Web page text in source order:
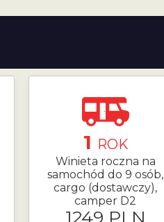
1 ROK
Winieta roczna na
samochód do 9 osób,
cargo (dostawczy),
camper D2
1249 PLN